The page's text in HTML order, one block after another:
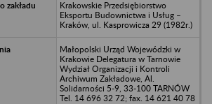
Krakowskie Przedsiębiorstwo
Eksportu Budownictwa i Usług –
Kraków, ul. Kasprowicza 29 (1982r.)
Małopolski Urząd Wojewódzki w
Krakowie Delegatura w Tarnowie
Wydział Organizacji i Kontroli
Archiwum Zakładowe, Al.
Solidarności 5-9, 33-100 TARNÓW
Tel. 14 696 32 72; fax. 14 621 40 78